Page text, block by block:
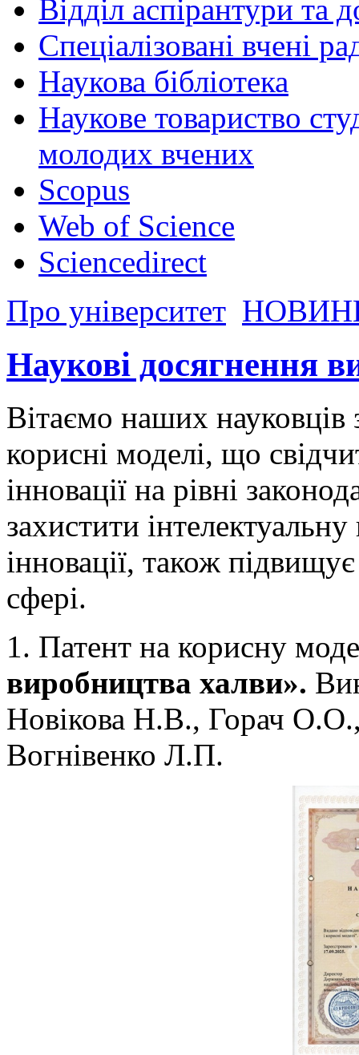
Відділ аспірантури та
Спеціалізовані вчені
Наукова бібліотека
Наукове товариство
молодих вчених
Scopus
Web of Science
Sciencedirect
Про університет
Наукові досягнення
Вітаємо наших
корисні моделі, що
інновації на рівні
захистити
інновації, також
сфері.
1. Патент на корисну
виробництва халви».
Новікова Н.В., Горач
Вогнівенко Л.П.